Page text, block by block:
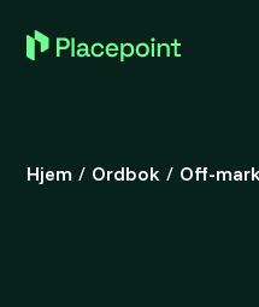
Hjem / Ordbok / Off-